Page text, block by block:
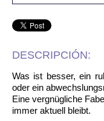
DESCRIPCIÓN:
Was ist besser, ein
oder ein
Eine vergnügliche
immer aktuell bleibt.